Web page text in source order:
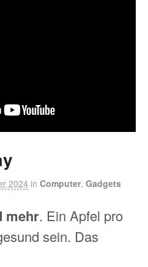
2024 in Computer, Gadgets
mehr. Ein Apfel pro
sein. Das